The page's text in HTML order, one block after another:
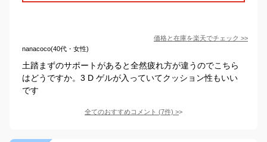
価格と在庫を楽天でチェック >>
nanacoco(40代・女性)
土踏まずのサポートがあると全然疲れ方が違うのでこちら
はどうですか。3 D ゲルが入っていてクッション性もいい
です
全てのおすすめコメント (7件) >